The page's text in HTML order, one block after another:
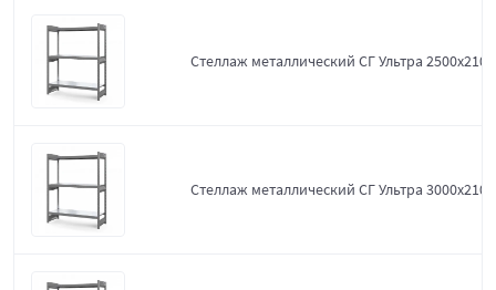
Стеллаж металлический СГ Ультра
Стеллаж металлический СГ Ультра